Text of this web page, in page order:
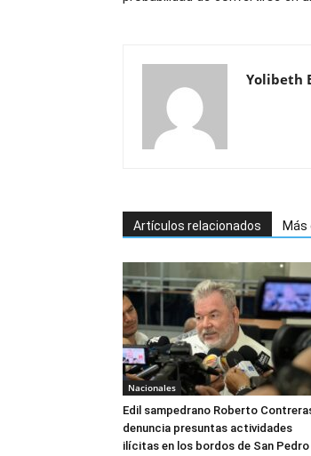
Yolibeth
Artículos relacionados Más
Nacionales
Edil sampedrano Roberto
denuncia presuntas actividades
ilícitas en los bordos de San Pedro